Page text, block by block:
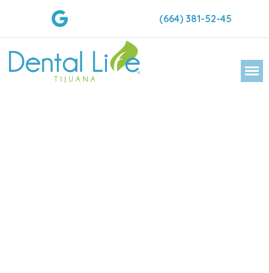
(664) 381-52-45